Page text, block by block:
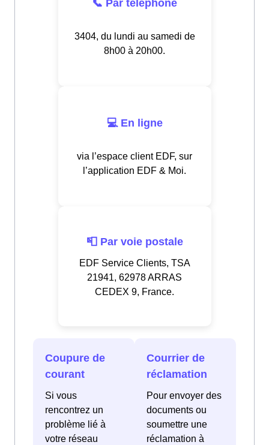
📞 Par téléphone
3404, du lundi au samedi de
8h00 à 20h00.
💻 En ligne
via l’espace client EDF, sur
l’application EDF & Moi.
📮 Par voie postale
EDF Service Clients, TSA
21941, 62978 ARRAS
CEDEX 9, France.
Coupure de
courant
Si vous
rencontrez un
problème lié à
votre réseau
Courrier de
réclamation
Pour envoyer des
documents ou
soumettre une
réclamation à